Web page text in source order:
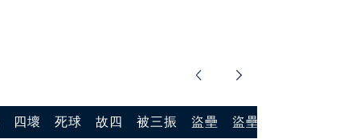
四壞 死球 故四 被三振 盜壘 盜壘刺